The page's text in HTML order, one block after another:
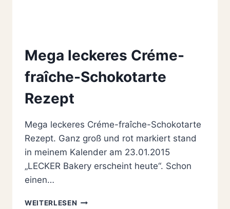
Mega leckeres Créme-
fraîche-Schokotarte
Rezept
Mega leckeres Créme-fraîche-Schokotarte
Rezept. Ganz groß und rot markiert stand
in meinem Kalender am 23.01.2015
„LECKER Bakery erscheint heute“. Schon
einen…
WEITERLESEN MEGA